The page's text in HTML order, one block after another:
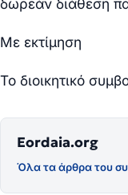
δωρεάν διάθεση
Με εκτίμηση
Το διοικητικό
Eordaia.org
Όλα τα άρθρα του